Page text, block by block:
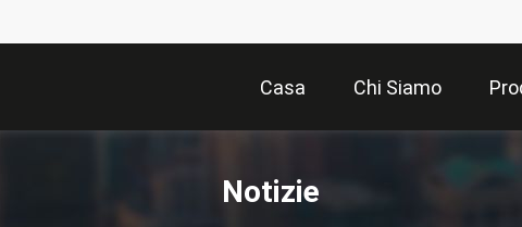
Casa Chi Siamo
Notizie